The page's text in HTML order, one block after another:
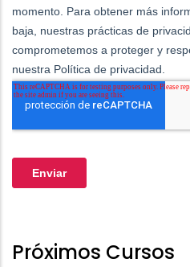
Próximos Cursos